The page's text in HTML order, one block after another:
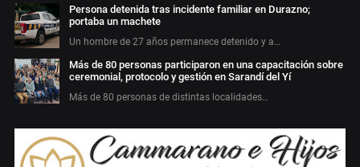
Persona detenida tras incidente familiar en Durazno;
portaba un machete
Un hombre de 27 años permanece detenido y a…
Más de 80 personas participaron en una capacitación sobre
ceremonial, protocolo y gestión en Sarandí del Yí
Más de 80 personas de distintas localidades…